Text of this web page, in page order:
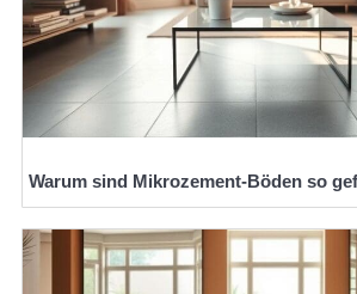
Warum sind Mikrozement-Böden so